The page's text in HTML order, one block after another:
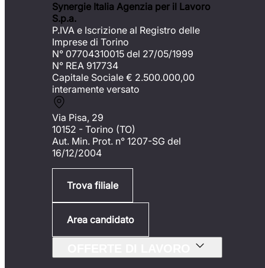
Synergie Italia Agenzia per il Lavoro
S.p.a.
P.IVA e Iscrizione al Registro delle
Imprese di Torino
N° 07704310015 del 27/05/1999
N° REA 917734
Capitale Sociale € 2.500.000,00
interamente versato
Via Pisa, 29
10152 - Torino (TO)
Aut. Min. Prot. n° 1207-SG del
16/12/2004
Trova filiale
Area candidato